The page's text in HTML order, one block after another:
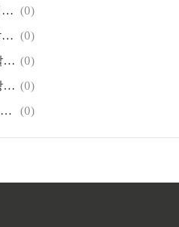
2022년 부동산 이것으로 총 정리 끝!! (0)
2023년 부동산 전망은 이것만 알면 된다!! (0)
다주택자 규제 완화 정책 발표 알아보기 (0)
분양 시장 참패의 원인과 대처 방법 알아보기 (0)
아파트 재건축의 방법과 절차 이것으로 정리 끝
(0)